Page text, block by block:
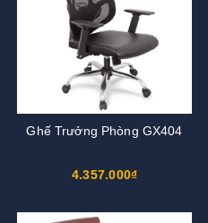
Ghế Trưởng Phòng GX404
4.357.000₫